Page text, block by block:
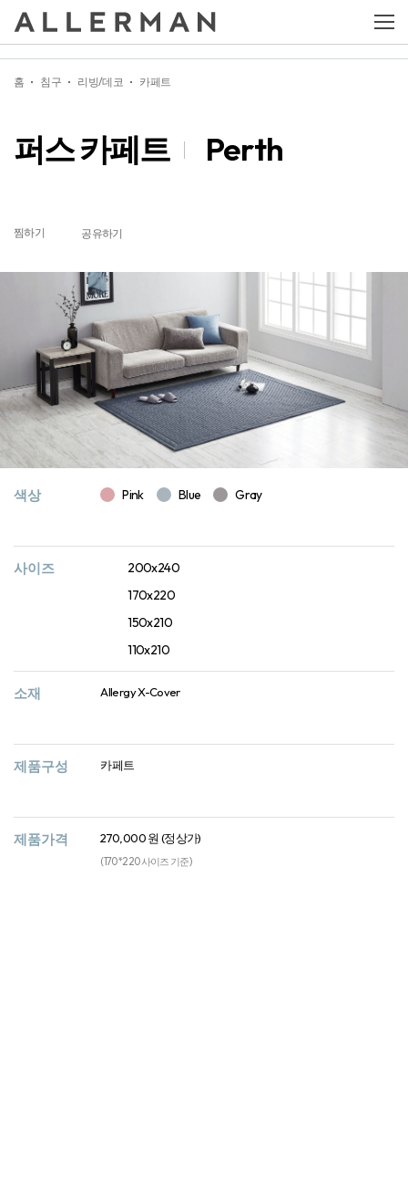
홈 침구 리빙/데코 카페트
퍼스 카페트 Perth
찜하기 공유하기
퍼스 카페트 Perth
색상 Pink Blue Gray
사이즈
200x240
170x220
150x210
110x210
소재 Allergy X-Cover
제품구성 카페트
제품가격 270,000 원 (정상가)
(170*220 사이즈 기준)